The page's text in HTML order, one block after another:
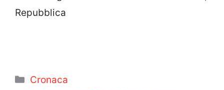
Repubblica
Categorie
Cronaca